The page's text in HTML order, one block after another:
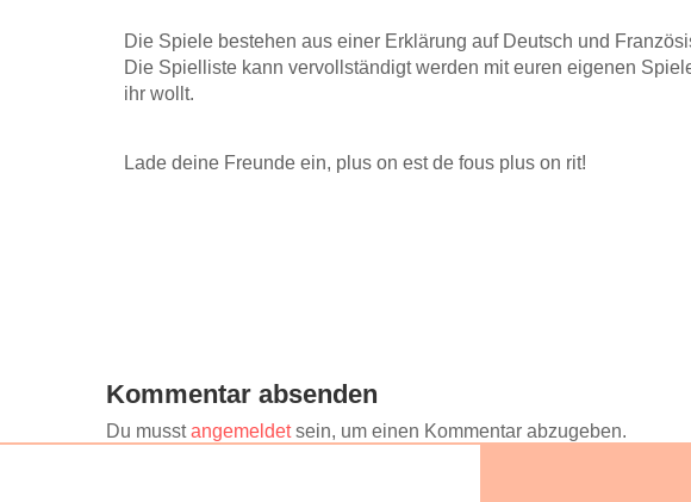
Die Spiele bestehen aus einer Erklärung auf Deutsch und
Die Spielliste kann vervollständigt werden mit euren eigenen
ihr wollt.
Lade deine Freunde ein, plus on est de fous plus on rit!
Kommentar absenden
Du musstangemeldetsein, um einen Kommentar abzugeben.